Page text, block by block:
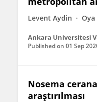
Levent Aydin Oya
Ankara Universitesi
Published on 01 Sep
Nosema
araştırılması